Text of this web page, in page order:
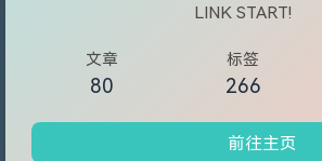
LINK START!
文章
80
标签
266
前往主页